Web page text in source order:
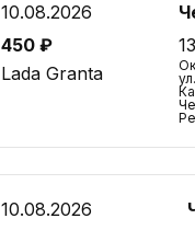
10.08.2026
450 ₽
Lada Granta
10.08.2026